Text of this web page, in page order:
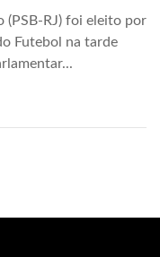
(PSB-RJ) foi eleito por
Futebol na tarde